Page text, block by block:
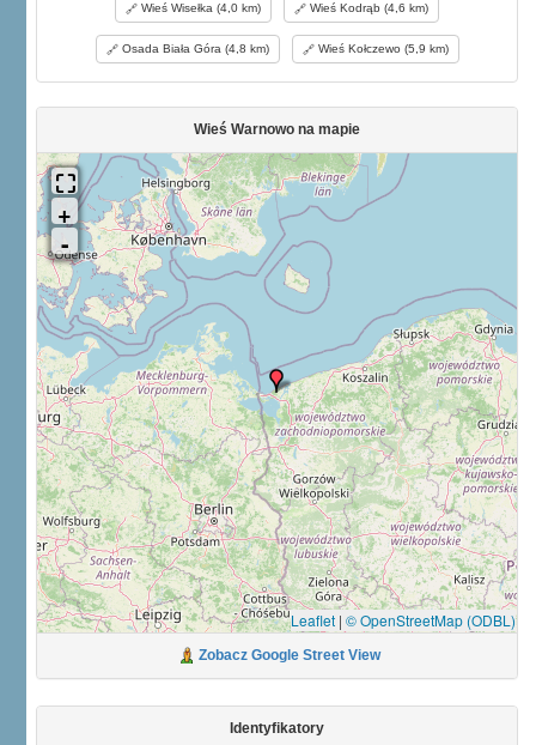
Wieś Wisełka (4,0 km) Wieś Kodrąb (4,6 km)
Osada Biała Góra (4,8 km) Wieś Kołczewo (5,9 km)
Wieś Warnowo na mapie
Leaflet | © OpenStreetMap (ODBL)
Zobacz Google Street View
Identyfikatory